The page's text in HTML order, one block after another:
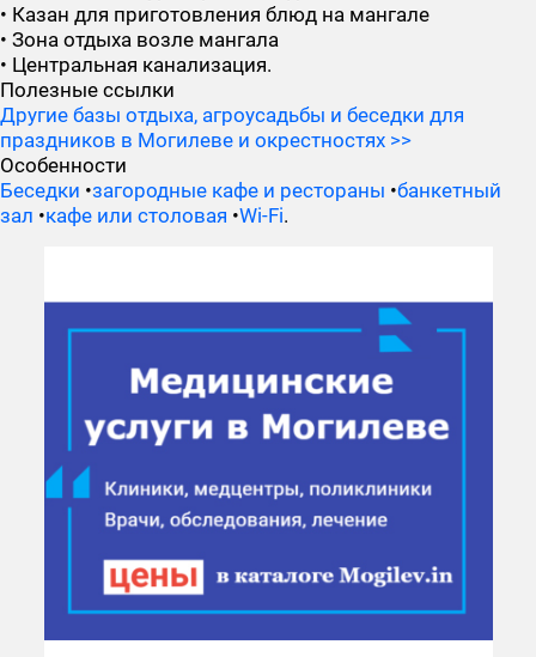
• Казан для приготовления блюд на мангале
• Зона отдыха возле мангала
• Центральная канализация.
Полезные ссылки
Другие базы отдыха, агроусадьбы и беседки для
праздников в Могилеве и окрестностях >>
Особенности
Беседки •загородные кафе и рестораны •банкетный
зал •кафе или столовая •Wi-Fi.